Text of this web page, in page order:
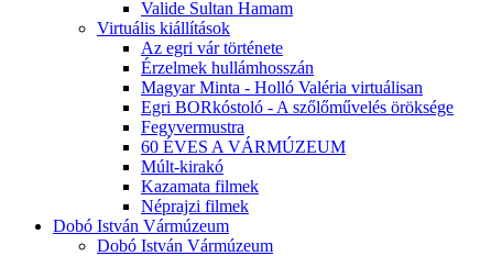
Valide Sultan Hamam
Virtuális kiállítások
Az egri vár története
Érzelmek hullámhosszán
Magyar Minta - Holló Valéria virtuálisan
Egri BORkóstoló - A szőlőművelés öröksége
Fegyvermustra
60 ÉVES A VÁRMÚZEUM
Múlt-kirakó
Kazamata filmek
Néprajzi filmek
Dobó István Vármúzeum
Dobó István Vármúzeum